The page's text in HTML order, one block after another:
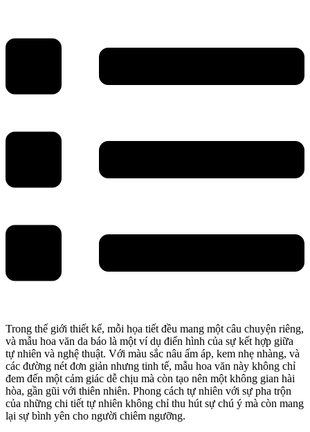
Trong thế giới thiết kế, mỗi họa tiết đều mang một câu chuyện riêng,
và mẫu hoa văn da báo là một ví dụ điển hình của sự kết hợp giữa
tự nhiên và nghệ thuật. Với màu sắc nâu ấm áp, kem nhẹ nhàng, và
các đường nét đơn giản nhưng tinh tế, mẫu hoa văn này không chỉ
đem đến một cảm giác dễ chịu mà còn tạo nên một không gian hài
hòa, gần gũi với thiên nhiên. Phong cách tự nhiên với sự pha trộn
của những chi tiết tự nhiên không chỉ thu hút sự chú ý mà còn mang
lại sự bình yên cho người chiêm ngưỡng.